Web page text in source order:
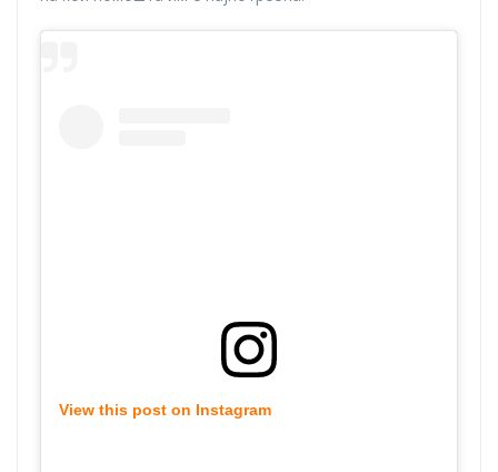
View this post on Instagram